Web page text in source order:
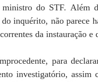
do STF. Além
inquérito, não parece
da instauração e
para
investigatório, assim